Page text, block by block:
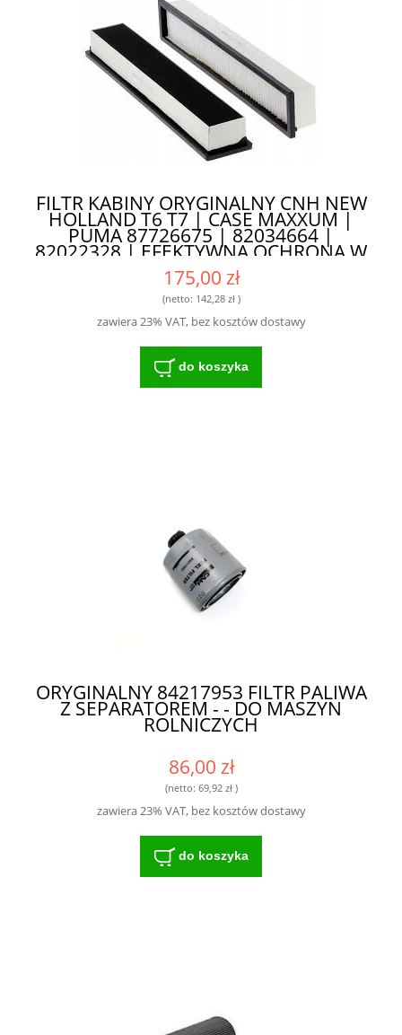
FILTR KABINY ORYGINALNY CNH NEW
HOLLAND T6 T7 | CASE MAXXUM |
PUMA 87726675 | 82034664 |
82022328 | EFEKTYWNA OCHRONA W
TRUDNYCH WARUNKACH
175,00 zł
(netto: 142,28 zł)
zawiera 23% VAT, bez kosztów dostawy
do koszyka
ORYGINALNY 84217953 FILTR PALIWA
Z SEPARATOREM - - DO MASZYN
ROLNICZYCH
86,00 zł
(netto: 69,92 zł)
zawiera 23% VAT, bez kosztów dostawy
do koszyka